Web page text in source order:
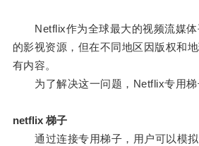
Netflix作为全球最大的视频流媒体
的影视资源，但在不同地区因版权和
有内容。
为了解决这一问题，Netflix专用梯
netflix 梯子
通过连接专用梯子，用户可以模拟